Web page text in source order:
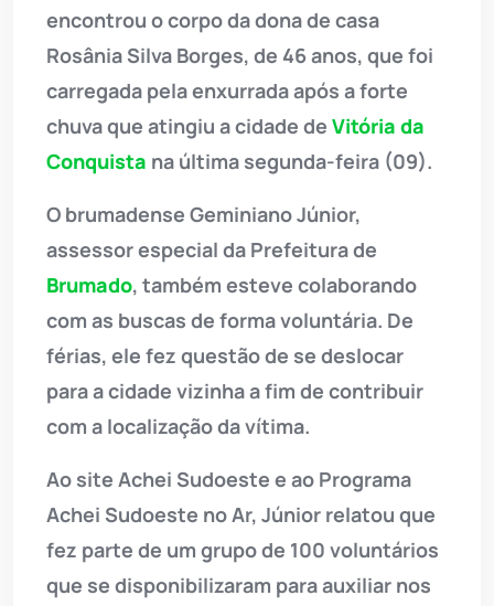
encontrou o corpo da dona de casa
Rosânia Silva Borges, de 46 anos, que foi
carregada pela enxurrada após a forte
chuva que atingiu a cidade de Vitória da
Conquista na última segunda-feira (09).
O brumadense Geminiano Júnior,
assessor especial da Prefeitura de
Brumado, também esteve colaborando
com as buscas de forma voluntária. De
férias, ele fez questão de se deslocar
para a cidade vizinha a fim de contribuir
com a localização da vítima.
Ao site Achei Sudoeste e ao Programa
Achei Sudoeste no Ar, Júnior relatou que
fez parte de um grupo de 100 voluntários
que se disponibilizaram para auxiliar nos